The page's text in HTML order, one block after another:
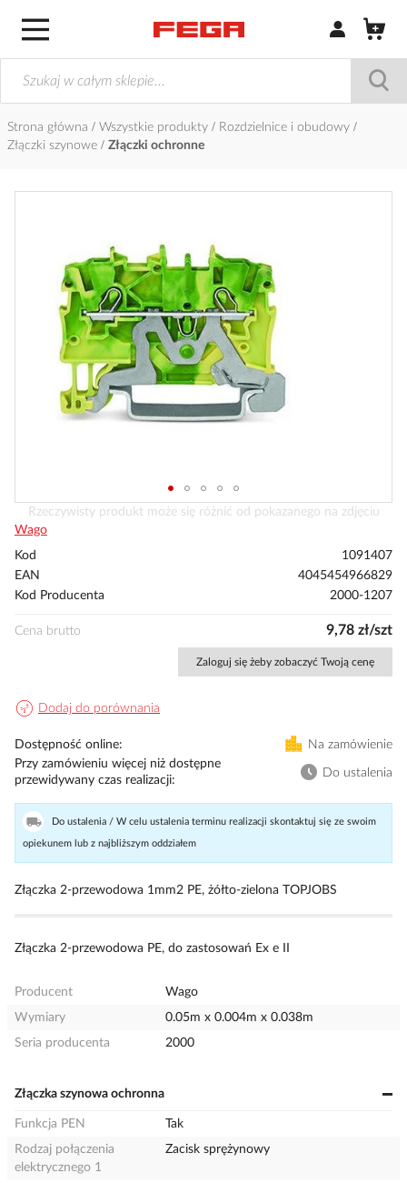
Zaloguj się /
Strona główna Wszystkie produkty
Rozdzielnice i obudowy
Złączki szynowe
Złączki ochronne
Przejdź
na
początek
Rzeczywisty produkt może się różnić od pokazanego na zdjęciu
Wago
Kod
1091407
EAN
4045454966829
Kod Producenta
2000-1207
Cena brutto 9,78 zł/szt
Zaloguj się żeby zobaczyć Twoją cenę
Dodaj do porównania
Dostępność online
Na zamówienie
Przy zamówieniu więcej niż dostępne
przewidywany czas realizacji
Do ustalenia
Do ustalenia / W celu ustalenia terminu realizacji skontaktuj się ze swoim
opiekunem lub z najbliższym oddziałem
Złączka 2-przewodowa 1mm2 PE, żółto-zielona TOPJOBS
Złączka 2-przewodowa PE, do zastosowań Ex e II
Producent
Wago
Wymiary
0.05m x 0.004m x 0.038m
Seria producenta
2000
Złączka szynowa ochronna
Funkcja PEN
Tak
Rodzaj połączenia
elektrycznego 1
Zacisk sprężynowy